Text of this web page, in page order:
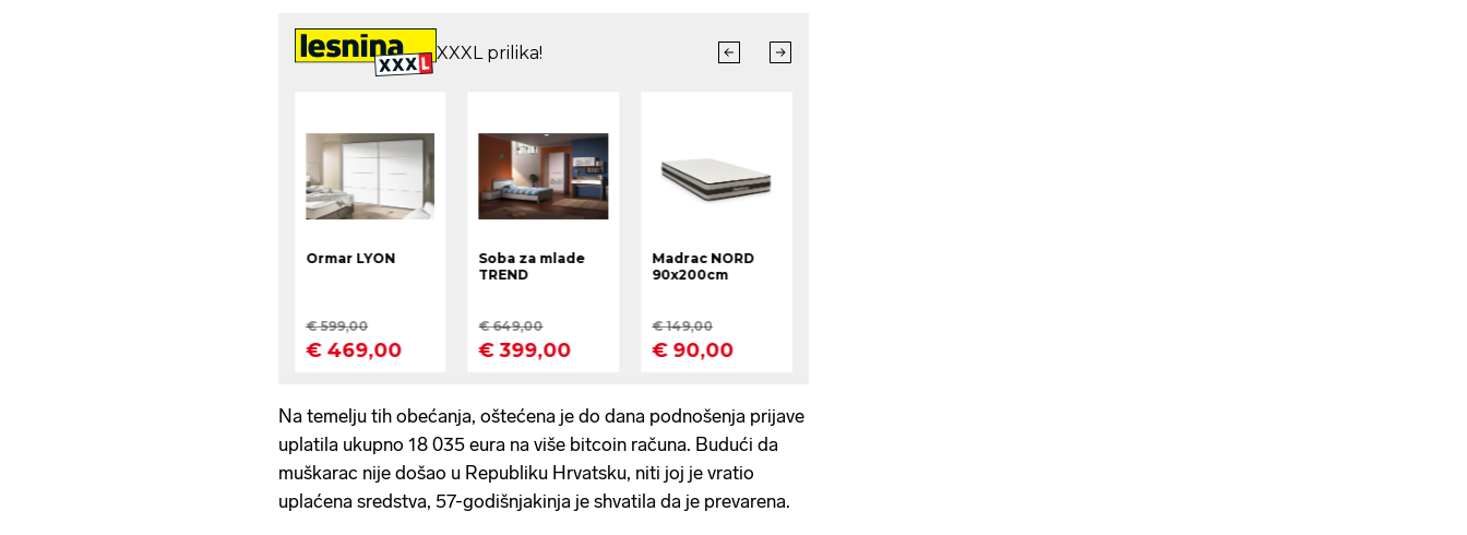
Na temelju tih obećanja, oštećena je do dana podnošenja prijave
uplatila ukupno 18 035 eura na više bitcoin računa. Budući da
muškarac nije došao u Republiku Hrvatsku, niti joj je vratio
uplaćena sredstva, 57-godišnjakinja je shvatila da je prevarena.